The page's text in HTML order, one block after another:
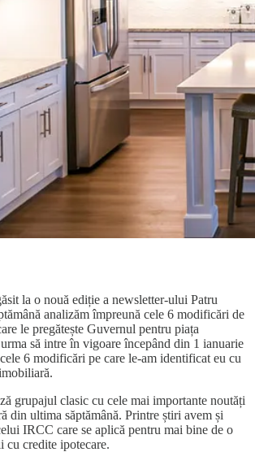
la o nouă ediție a newsletter-ului Patru
analizăm împreună cele 6 modificări de
le pregătește Guvernul pentru piața
să intre în vigoare începând din 1 ianuarie
6 modificări pe care le-am identificat eu cu
grupajul clasic cu cele mai importante noutăți
din ultima săptămână. Printre știri avem și
IRCC care se aplică pentru mai bine de o
cu credite ipotecare.